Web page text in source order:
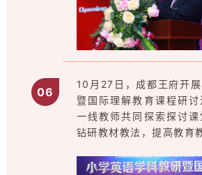
06
10月27日，成都王府开
暨国际理解教育课程研
一线教师共同探索探讨课
钻研教材教法，提高教育